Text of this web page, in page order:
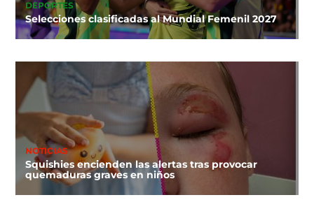
DEPORTES
Selecciones clasificadas al Mundial Femenil 2027
NOTICIAS
Squishies encienden las alertas tras provocar
quemaduras graves en niños